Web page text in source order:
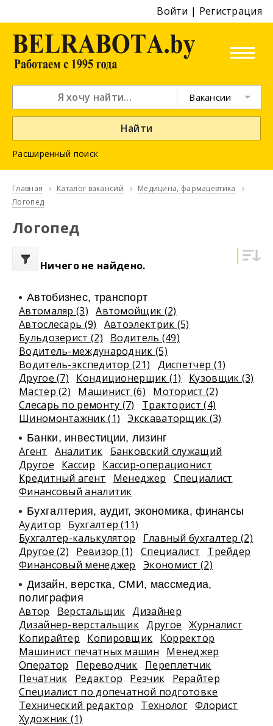
Войти | Регистрация
Вакансии
Найти
Расширенный поиск
Главная Каталог вакансий
Медицина, фармацевтика
Логопед
Логопед
Ничего не найдено.
Автобизнес, транспорт
Автомаляр (3)
Автомойщик (2)
Автослесарь (9)
Автоэлектрик (5)
Бульдозерист (2)
Водитель (49)
Водитель-международник (5)
Водитель-экспедитор (21)
Диспетчер (1)
Другое (7)
Кондиционерщик (1)
Кузовщик (3)
Мастер (2)
Машинист (6)
Моторист (2)
Слесарь по ремонту (7)
Тракторист (4)
Шиномонтажник (1)
Экскаваторщик (3)
Банки, инвестиции, лизинг
Агент Аналитик
Банковский служащий
Другое
Кассир
Кассир-операционист
Кредитный агент
Менеджер
Специалист
Финансовый аналитик
Бухгалтерия, аудит, экономика, финансы
Аудитор
Бухгалтер (11)
Бухгалтер-калькулятор
Главный бухгалтер (2)
Другое (2)
Ревизор (1) Специалист
Трейдер
Финансовый менеджер
Экономист (2)
Дизайн, верстка, СМИ, массмедиа,
полиграфия
Автор Верстальщик Дизайнер
Дизайнер-верстальщик Другое
Журналист
Копирайтер
Копировщик
Корректор
Машинист печатных машин
Менеджер
Оператор
Переводчик
Переплетчик
Печатник
Редактор Резчик
Рерайтер
Специалист по допечатной подготовке
Технический редактор
Технолог Флорист
Художник (1)